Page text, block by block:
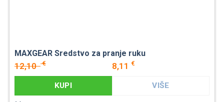
MAXGEAR Sredstvo za pranje ruku
12,10€ 8,11 €
KUPI VIŠE